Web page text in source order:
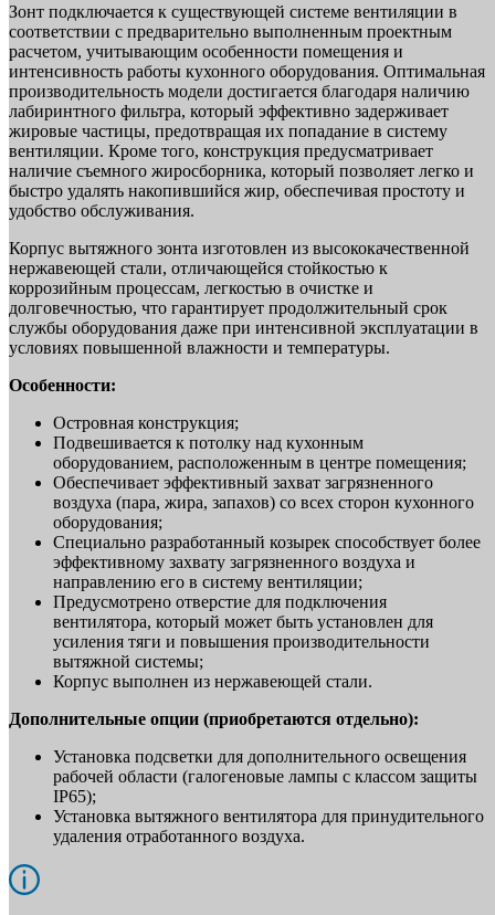
Зонт подключается к существующей системе вентиляции в
соответствии с предварительно выполненным проектным
расчетом, учитывающим особенности помещения и
интенсивность работы кухонного оборудования. Оптимальная
производительность модели достигается благодаря наличию
лабиринтного фильтра, который эффективно задерживает
жировые частицы, предотвращая их попадание в систему
вентиляции. Кроме того, конструкция предусматривает
наличие съемного жиросборника, который позволяет легко и
быстро удалять накопившийся жир, обеспечивая простоту и
удобство обслуживания.
Корпус вытяжного зонта изготовлен из высококачественной
нержавеющей стали, отличающейся стойкостью к
коррозийным процессам, легкостью в очистке и
долговечностью, что гарантирует продолжительный срок
службы оборудования даже при интенсивной эксплуатации в
условиях повышенной влажности и температуры.
Особенности:
Островная конструкция;
Подвешивается к потолку над кухонным
оборудованием, расположенным в центре помещения;
Обеспечивает эффективный захват загрязненного
воздуха (пара, жира, запахов) со всех сторон кухонного
оборудования;
Специально разработанный козырек способствует более
эффективному захвату загрязненного воздуха и
направлению его в систему вентиляции;
Предусмотрено отверстие для подключения
вентилятора, который может быть установлен для
усиления тяги и повышения производительности
вытяжной системы;
Корпус выполнен из нержавеющей стали.
Дополнительные опции (приобретаются отдельно):
Установка подсветки для дополнительного освещения
рабочей области (галогеновые лампы с классом защиты
IP65);
Установка вытяжного вентилятора для принудительного
удаления отработанного воздуха.